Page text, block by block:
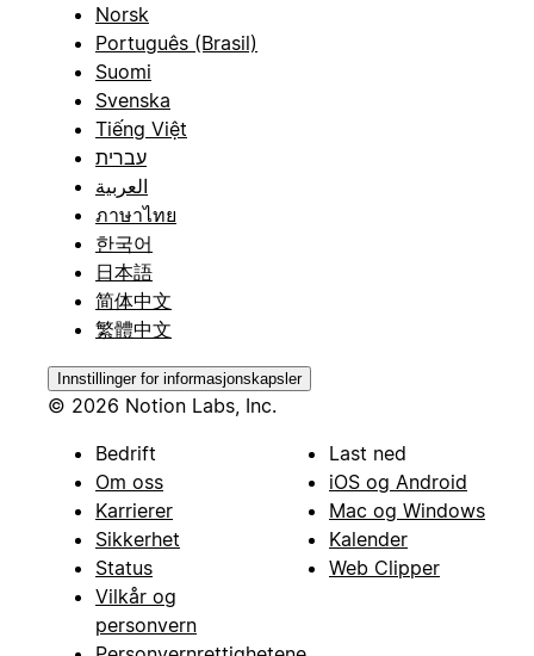
Norsk
Português (Brasil)
Suomi
Svenska
Tiếng Việt
עברית
العربية
ภาษาไทย
한국어
日本語
简体中文
繁體中文
Innstillinger for informasjonskapsler
© 2026 Notion Labs, Inc.
Bedrift
Om oss
Karrierer
Sikkerhet
Status
Vilkår og
personvern
Last ned
iOS og Android
Mac og Windows
Kalender
Web Clipper